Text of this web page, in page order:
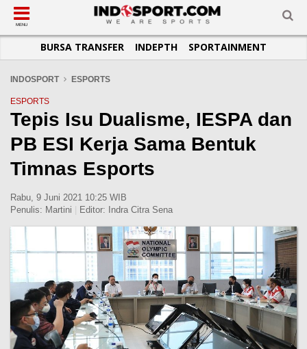
SUB-MENU
SEPAKBOLA
LIGA INGGRIS
LIGA ITALIA
LIGA SPANYOL
LIGA JERMAN
LIGA EUROPA
SUB-MENU
SPORTAINMENT
SUB-MENU
OTOMOTIF
OTOMANIA
SUB-MENU
BASKET
FUTSAL
OLIMPIK
E-SPORT
SUB-MENU
JADWAL
SUB-MENU
TOPIK HARI INI
INFOGRAFIS
GALERI FOTO
TEMPAT OLAHRAGA
KOMUNITAS SEHAT
MENU
BURSA TRANSFER INDEPTH SPORTAINMENT
INDOSPORT ESPORTS
ESPORTS
Tepis Isu Dualisme, IESPA dan
PB ESI Kerja Sama Bentuk
Timnas Esports
Rabu, 9 Juni 2021 10:25 WIB
Penulis: Martini Editor: Indra Citra Sena